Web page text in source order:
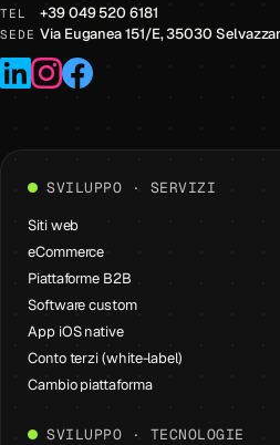
TEL +39 049 520 6181
SEDE Via Euganea 151/E, 35030
LinkedIn
Instagram
Facebook
SVILUPPO · SERVIZI
Siti web
eCommerce
Piattaforme B2B
Software custom
App iOS native
Conto terzi (white-label)
Cambio piattaforma
SVILUPPO · TECNOLOGIE